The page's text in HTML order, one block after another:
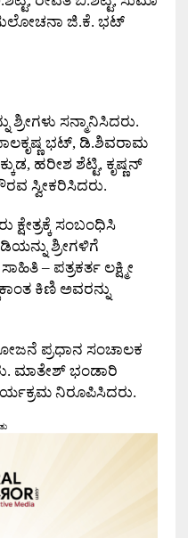
ಜಿ.ಕೆ. ಭಟ್
ಸನ್ಮಾನಿಸಿದರು.
ಭಟ್, ಡಿ.ಶಿವರಾಮ
, ಹರೀಶ ಶೆಟ್ಟಿ, ಕೃಷ್ಣನ್
ಸ್ವೀಕರಿಸಿದರು.
ಸಂಬಂಧಿಸಿ
ಶ್ರೀಗಳಿಗೆ
– ಪತ್ರಕರ್ತ ಲಕ್ಷ್ಮೀ
ಕಿಣಿ ಅವರನ್ನು
ಪ್ರಧಾನ ಸಂಚಾಲಕ
. ಮಾತೇಶ್ ಭಂಡಾರಿ
ನಿರೂಪಿಸಿದರು.